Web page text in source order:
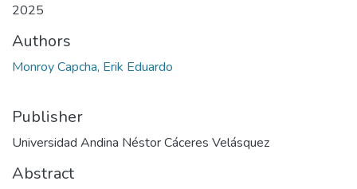
2025
Authors
Monroy Capcha, Erik Eduardo
Publisher
Universidad Andina Néstor Cáceres Velásquez
Abstract